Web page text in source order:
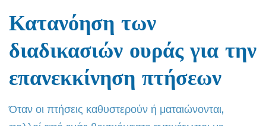
Κατανόηση των
διαδικασιών ουράς για την
επανεκκίνηση πτήσεων
Όταν οι πτήσεις καθυστερούν ή ματαιώνονται,